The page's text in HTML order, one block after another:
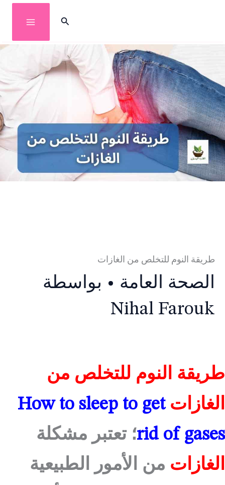
المحتوى
البحث
طريقة النوم للتخلص من الغازات
الصحة العامة • بواسطة
Nihal Farouk
طريقة النوم للتخلص من
الغازات How to sleep to get
rid of gases؛ تعتبر مشكلة
الغازات من الأمور الطبيعية